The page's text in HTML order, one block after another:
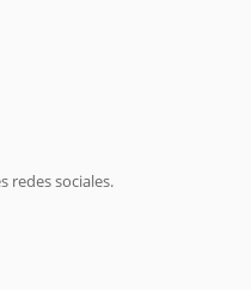
redes sociales.